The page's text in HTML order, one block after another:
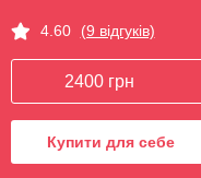
4.60 (9 відгуків)
2400 грн
Купити для себе